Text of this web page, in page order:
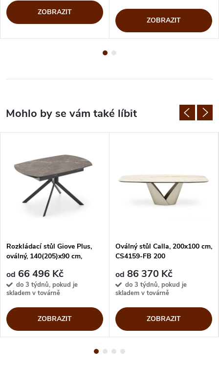
ZOBRAZIT
ZOBRAZIT
Rozkládací stůl Giove Plus,
oválný, 140(205)x90 cm,
od 66 496 Kč
do 3 týdnů, pokud je
skladem v továrně
ZOBRAZIT
Oválný stůl Calla, 200x100 cm,
CS4159-FB 200
od 86 370 Kč
do 3 týdnů, pokud je
skladem v továrně
ZOBRAZIT